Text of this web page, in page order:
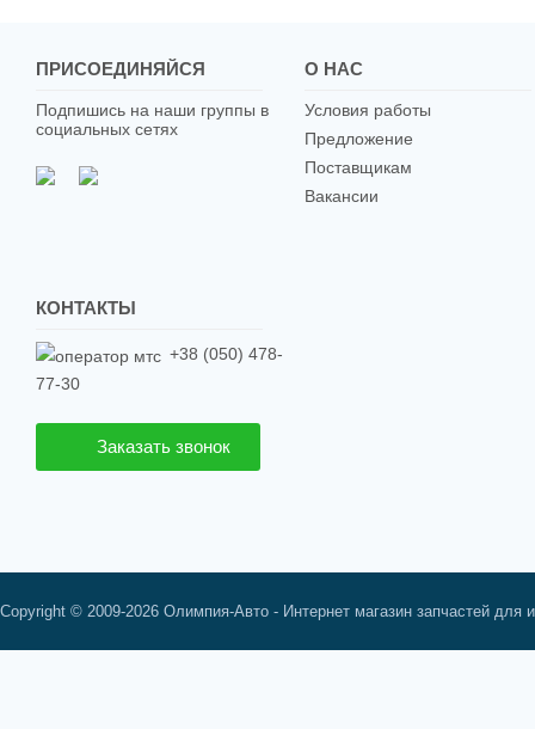
ПРИСОЕДИНЯЙСЯ
Подпишись на наши группы в
социальных сетях
О НАС
Условия работы
Предложение
Поставщикам
Вакансии
КОНТАКТЫ
+38 (050) 478-
77-30
Заказать звонок
Copyright © 2009-2026 Олимпия-Авто - Интернет магазин запчастей для